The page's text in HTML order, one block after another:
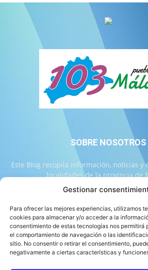
Gestionar
Para ofrecer las mejores experiencias, utilizamos
cookies para almacenar y/o acceder a la
consentimiento de estas tecnologías nos permitirá
el comportamiento de navegación o las
sitio. No consentir o retirar el consentimiento,
negativamente a ciertas características y
SOBRE NOSOTROS
Este Blog recopila información, noticias y
localidades de la provincia de
Contáctanos:
SÍGUENOS